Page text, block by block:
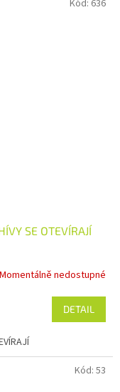
SE OTEVÍRAJÍ
Momentálně nedostupné
DETAIL
Kód: 636
Kód: 53